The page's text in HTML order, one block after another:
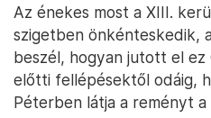
Az énekes most a XIII.
szigetben önkénteskedik,
beszél, hogyan jutott el
előtti fellépésektől odáig,
Péterben látja a reményt